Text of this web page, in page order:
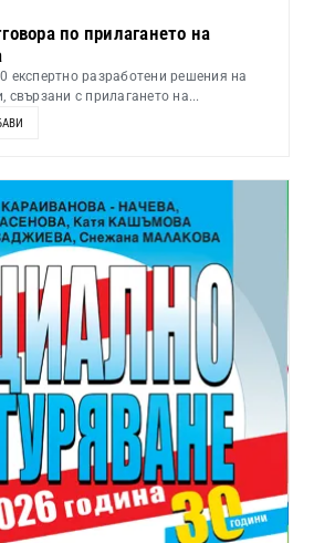
по прилагането на
експертно разработени решения на
свързани с прилагането на...